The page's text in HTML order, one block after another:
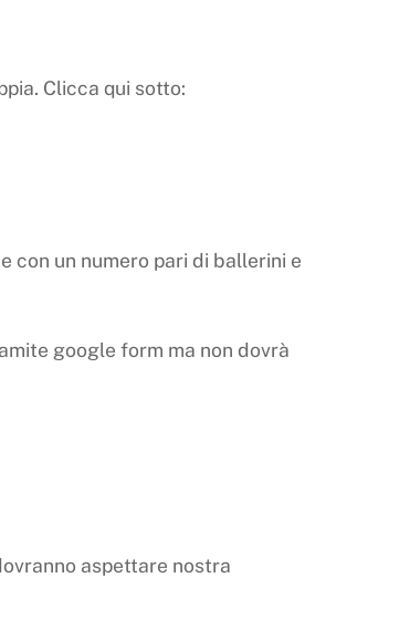
Clicca qui sotto:
con un numero pari di ballerini e
google form ma non dovrà
aspettare nostra